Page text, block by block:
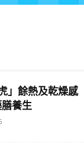
」餘熱及乾燥感
養生